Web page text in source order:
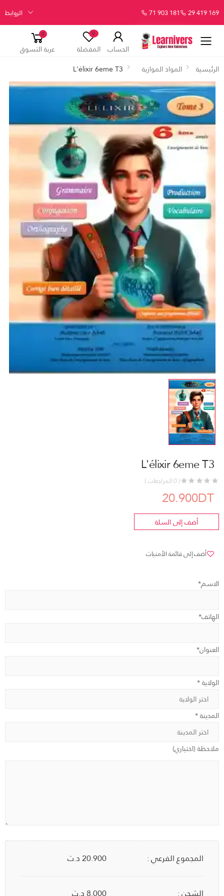
29 419 169
71 903 181 الروابط
الحساب
0
المفضلة
0
عربة التسوق
الرئيسية
المواد الموازية L'élixir 6eme T3
L'élixir 6eme T3
( 0 المراجعات )
20.900DT
أضف إلى السلة
أضف إلى قائمة الأمنيات
الاسم*
الهاتف*
العنوان*
الولاية *
المدينة *
ملاحظة (اختياري)
المجموع الفرعي : 20.900د.ت